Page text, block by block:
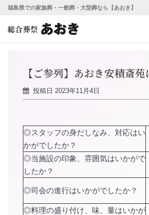
福島県での家族葬・一般葬・大型葬なら【あおき】
【ご参列】あおき安積斎苑
投稿日 2023年11月4日
◎スタッフの身だしなみ、対応はい
かがでしたか？
◎当施設の印象、雰囲気はいかがで
したか？
◎司会の進行はいかがでしたか？
◎料理の盛り付け、味、量はいかが